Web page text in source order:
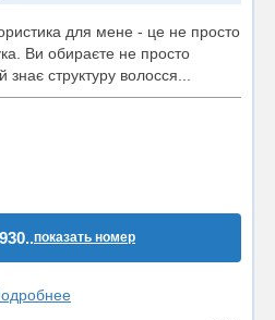
для мене - це не просто
Ви обираєте не просто
структуру волосся...
показать номер